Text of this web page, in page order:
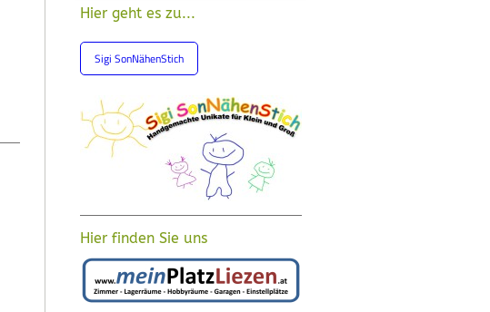
Hier geht es zu...
Sigi SonNähenStich
Hier finden Sie uns